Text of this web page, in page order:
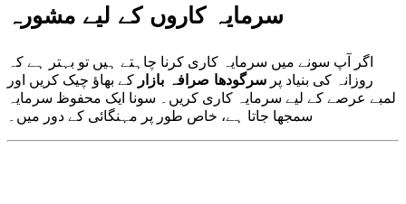
سرمایہ کاروں کے لیے مشورہ
اگر آپ سونے میں سرمایہ کاری کرنا چاہتے ہیں تو بہتر ہے کہ
روزانہ کی بنیاد پر سرگودھا صرافہ بازار کے بھاؤ چیک کریں اور
لمبے عرصے کے لیے سرمایہ کاری کریں۔ سونا ایک محفوظ سرمایہ
سمجھا جاتا ہے، خاص طور پر مہنگائی کے دور میں۔